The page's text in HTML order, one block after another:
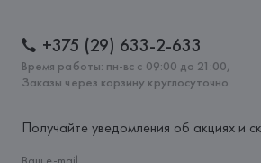
+375 (29) 633-2-633
Время работы: пн-вс с 09:00 до 21:00,
Заказы через корзину круглосуточно
Получайте уведомления об акциях и